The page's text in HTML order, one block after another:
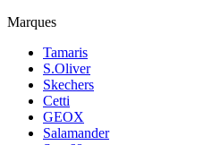
Marques
Tamaris
S.Oliver
Skechers
Cetti
GEOX
Salamander